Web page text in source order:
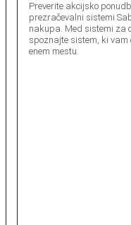
Preverite akcijsko
prezračevalni sistemi
nakupa. Med sistemi za
spoznajte sistem, ki vam
enem mestu.